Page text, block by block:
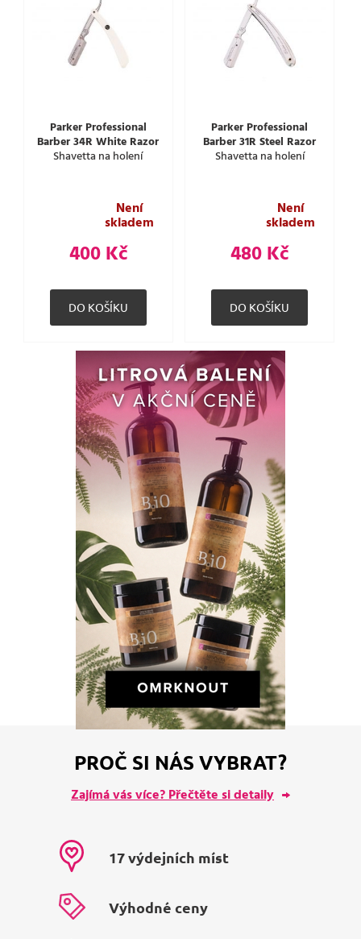
Parker Professional
Barber 34R White Razor
Shavetta na holení
Není
skladem
400 Kč
Parker Professional
Barber 31R Steel Razor
Shavetta na holení
Není
skladem
480 Kč
PROČ SI NÁS VYBRAT?
Zajímá vás více? Přečtěte si detaily
17 výdejních míst
Výhodné ceny